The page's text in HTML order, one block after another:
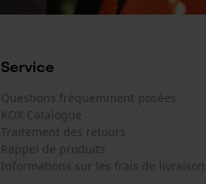
Service
Questions fréquemment posées
KOX Catalogue
Traitement des retours
Rappel de produits
Informations sur les frais de livraison
Cookies de
Loop54